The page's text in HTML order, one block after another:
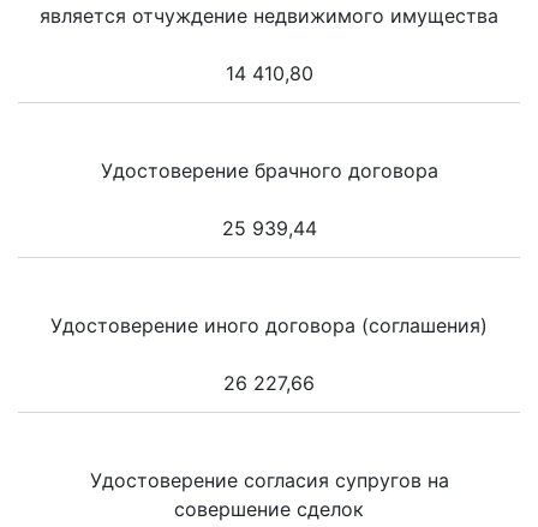
является отчуждение недвижимого имущества
14 410,80
Удостоверение брачного договора
25 939,44
Удостоверение иного договора (соглашения)
26 227,66
Удостоверение согласия супругов на
совершение сделок